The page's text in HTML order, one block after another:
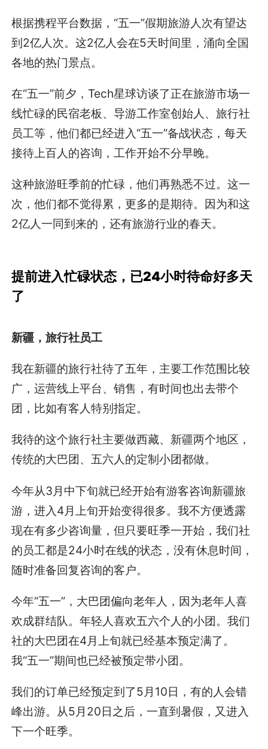
根据携程平台数据，“五一”假期旅游人次有望达
到2亿人次。这2亿人会在5天时间里，涌向全国
各地的热门景点。
在“五一”前夕，Tech星球访谈了正在旅游市场一
线忙碌的民宿老板、导游工作室创始人、旅行社
员工等，他们都已经进入“五一”备战状态，每天
接待上百人的咨询，工作开始不分早晚。
这种旅游旺季前的忙碌，他们再熟悉不过。这一
次，他们都不觉得累，更多的是期待。因为和这
2亿人一同到来的，还有旅游行业的春天。
提前进入忙碌状态，已24小时待命好多天
了
新疆，旅行社员工
我在新疆的旅行社待了五年，主要工作范围比较
广，运营线上平台、销售，有时间也出去带个
团，比如有客人特别指定。
我待的这个旅行社主要做西藏、新疆两个地区，
传统的大巴团、五六人的定制小团都做。
今年从3月中下旬就已经开始有游客咨询新疆旅
游，进入4月上旬开始变得很多。我不方便透露
现在有多少咨询量，但只要旺季一开始，我们社
的员工都是24小时在线的状态，没有休息时间，
随时准备回复咨询的客户。
今年“五一”，大巴团偏向老年人，因为老年人喜
欢成群结队。年轻人喜欢五六个人的小团。我们
社的大巴团在4月上旬就已经基本预定满了。
我“五一”期间也已经被预定带小团。
我们的订单已经预定到了5月10日，有的人会错
峰出游。从5月20日之后，一直到暑假，又进入
下一个旺季。